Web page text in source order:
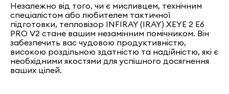
Незалежно від того, чи є мисливцем, технічним
спеціалістом або любителем тактичної
підготовки, тепловізор INFIRAY (IRAY) XEYE 2 E6
PRO V2 стане вашим незамінним помічником. Він
забезпечить вас чудовою продуктивністю,
високою роздільною здатністю та надійністю, які є
необхідними якостями для успішного досягнення
ваших цілей.